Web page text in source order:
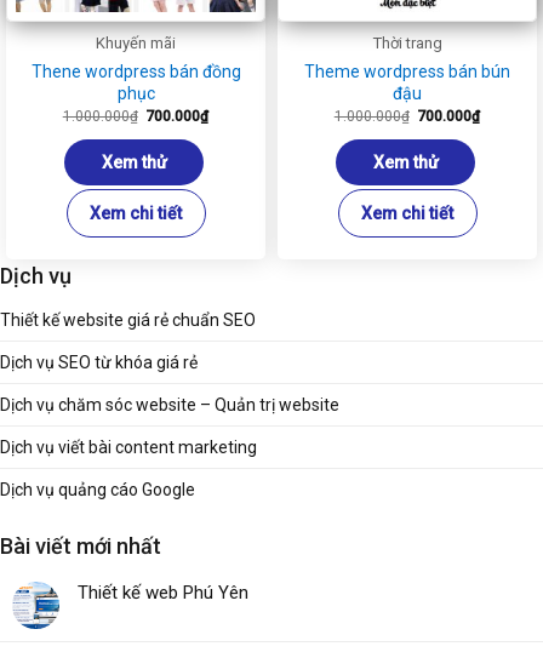
Khuyến mãi
Thene wordpress bán đồng
phục
1.000.000₫ Giá
là:
1.000.000₫.
700.000₫Giá
hiện
Xem thử
Xem chi tiết
Thời trang
Theme wordpress bán bún
đậu
1.000.000₫ Giá
là:
1.000.000₫.
700.000₫Giá
hiện
Xem thử
Xem chi tiết
Dịch vụ
Thiết kế website giá rẻ chuẩn SEO
Dịch vụ SEO từ khóa giá rẻ
Dịch vụ chăm sóc website – Quản trị website
Dịch vụ viết bài content marketing
Dịch vụ quảng cáo Google
Bài viết mới nhất
Thiết kế web Phú Yên